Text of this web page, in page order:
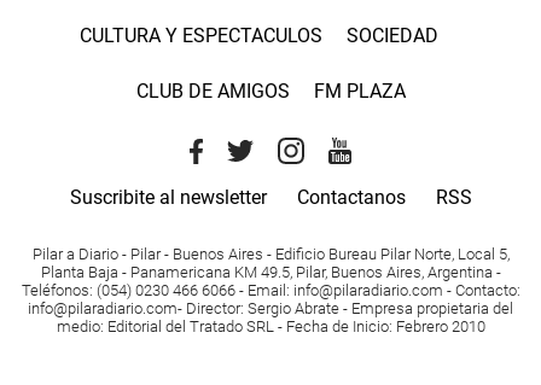
CULTURA Y ESPECTACULOS SOCIEDAD
CLUB DE AMIGOS FM PLAZA
Suscribite al newsletter Contactanos RSS
Pilar a Diario - Pilar - Buenos Aires - Edificio Bureau Pilar Norte, Local 5,
Planta Baja - Panamericana KM 49.5, Pilar, Buenos Aires, Argentina -
Teléfonos: (054) 0230 466 6066 - Email : info@pilaradiario.com - Contacto:
info@pilaradiario.com- Director: Sergio Abrate - Empresa propietaria del
medio: Editorial del Tratado SRL - Fecha de Inicio: Febrero 2010